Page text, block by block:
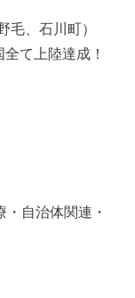
毛、石川町）
て上陸達成！
自治体関連・